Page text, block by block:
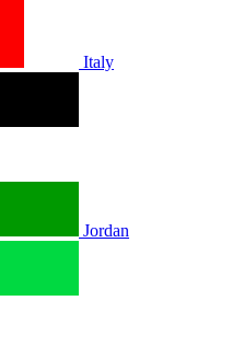
Italy
Jordan